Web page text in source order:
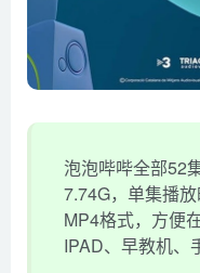
泡泡哔哔全部52
7.74G，单集播
MP4格式，方便
IPAD、早教机、